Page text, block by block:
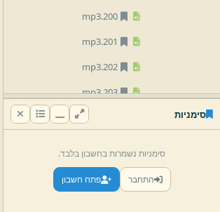
200.
mp3
201.
mp3
202.
mp3
203.
mp3
mp3
206.
mp3
207.
mp3
סימניות
סימניות נשמרות בחשבון בלבד.
התחבר פתח חשבון